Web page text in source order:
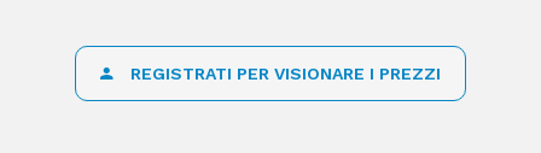
REGISTRATI PER VISIONARE I PREZZI